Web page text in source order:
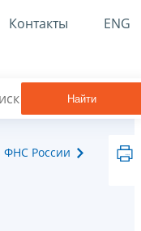
Контакты ENG
Найти
России